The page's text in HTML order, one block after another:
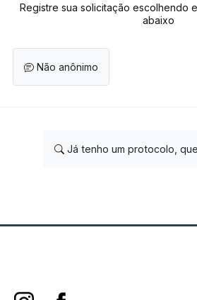
Registre sua solicitação escolhendo
abaixo
Não anônimo
Já tenho um protocolo,